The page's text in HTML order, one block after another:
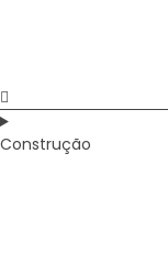
Construção